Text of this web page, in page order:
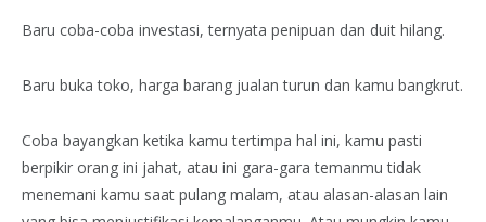
Baru coba-coba investasi, ternyata penipuan dan duit hilang.
Baru buka toko, harga barang jualan turun dan kamu bangkrut.
Coba bayangkan ketika kamu tertimpa hal ini, kamu pasti
berpikir orang ini jahat, atau ini gara-gara temanmu tidak
menemani kamu saat pulang malam, atau alasan-alasan lain